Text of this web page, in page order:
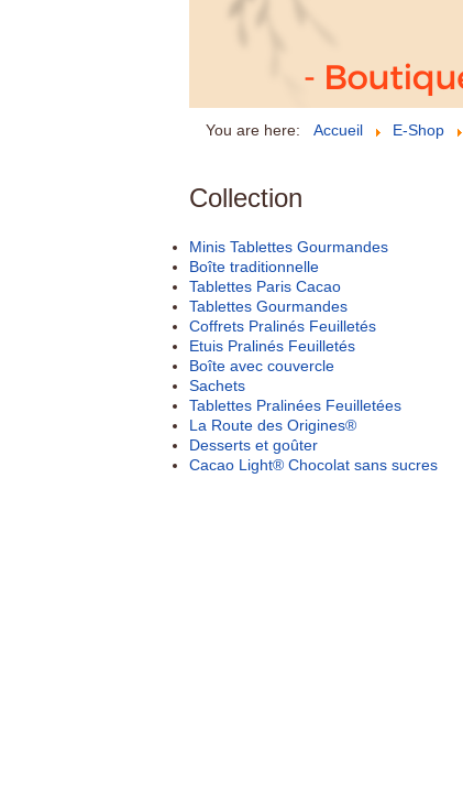
You are here: Accueil E-Shop
Collection
Minis Tablettes Gourmandes
Boîte traditionnelle
Tablettes Paris Cacao
Tablettes Gourmandes
Coffrets Pralinés Feuilletés
Etuis Pralinés Feuilletés
Boîte avec couvercle
Sachets
Tablettes Pralinées Feuilletées
La Route des Origines®
Desserts et goûter
Cacao Light® Chocolat sans sucres